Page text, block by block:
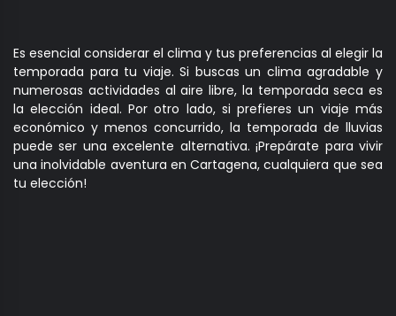
Es esencial considerar el clima y tus preferencias al elegir la
temporada para tu viaje. Si buscas un clima agradable y
numerosas actividades al aire libre, la temporada seca es
la elección ideal. Por otro lado, si prefieres un viaje más
económico y menos concurrido, la temporada de lluvias
puede ser una excelente alternativa. ¡Prepárate para vivir
una inolvidable aventura en Cartagena, cualquiera que sea
tu elección!